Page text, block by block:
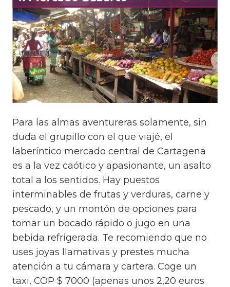
Para las almas aventureras solamente, sin
duda el grupillo con el que viajé, el
laberíntico mercado central de Cartagena
es a la vez caótico y apasionante, un asalto
total a los sentidos. Hay puestos
interminables de frutas y verduras, carne y
pescado, y un montón de opciones para
tomar un bocado rápido o jugo en una
bebida refrigerada. Te recomiendo que no
uses joyas llamativas y prestes mucha
atención a tu cámara y cartera. Coge un
taxi, COP $ 7000 (apenas unos 2,20 euros